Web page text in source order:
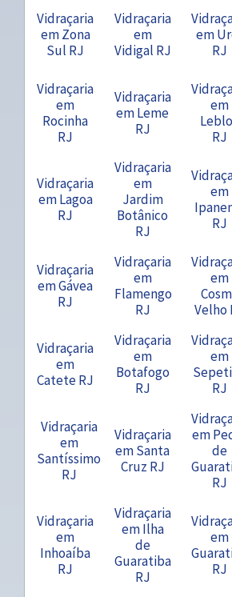
Vidraçaria
em Zona
Sul RJ
Vidraçaria
em
Vidigal RJ
em
RJ
Vidraçaria
em
Rocinha
RJ
Vidraçaria
em Leme
RJ
em
RJ
Vidraçaria
em Lagoa
RJ
Vidraçaria
em
Jardim
Botânico
RJ
em
RJ
Vidraçaria
em Gávea
RJ
Vidraçaria
em
Flamengo
RJ
em
Velho
Vidraçaria
em
Catete RJ
Vidraçaria
em
Botafogo
RJ
em
RJ
Vidraçaria
em
Santíssimo
RJ
Vidraçaria
em Santa
Cruz RJ
em
de
RJ
Vidraçaria
em
Inhoaíba
RJ
Vidraçaria
em Ilha
de
Guaratiba
RJ
em
RJ